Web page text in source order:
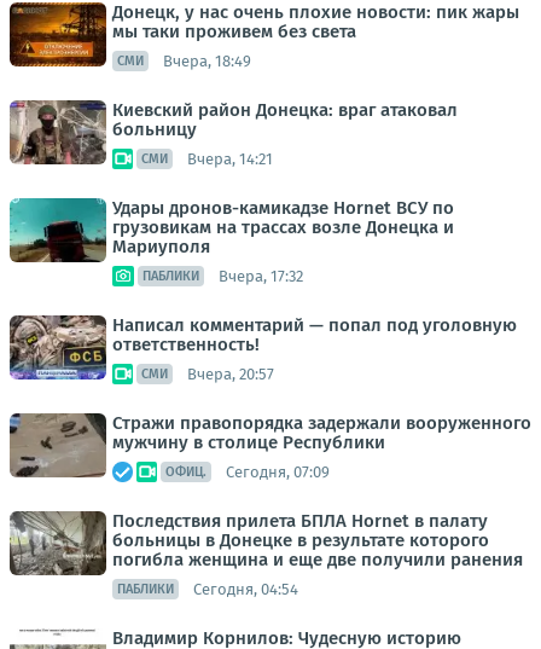
Донецк, у нас очень плохие новости: пик жары
мы таки проживем без света
СМИ Вчера, 18:49
Киевский район Донецка: враг атаковал
больницу
СМИ Вчера, 14:21
Удары дронов-камикадзе Hornet ВСУ по
грузовикам на трассах возле Донецка и
Мариуполя
ПАБЛИКИ Вчера, 17:32
Написал комментарий — попал под уголовную
ответственность!
СМИ Вчера, 20:57
Стражи правопорядка задержали вооруженного
мужчину в столице Республики
ОФИЦ. Сегодня, 07:09
Последствия прилета БПЛА Hornet в палату
больницы в Донецке в результате которого
погибла женщина и еще две получили ранения
ПАБЛИКИ Сегодня, 04:54
Владимир Корнилов: Чудесную историю